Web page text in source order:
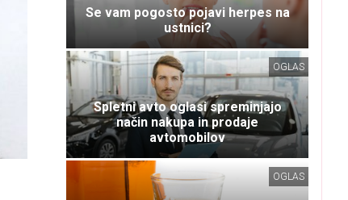
Se vam pogosto pojavi herpes na
ustnici?
OGLAS
Spletni avto oglasi spreminjajo
način nakupa in prodaje
avtomobilov
OGLAS